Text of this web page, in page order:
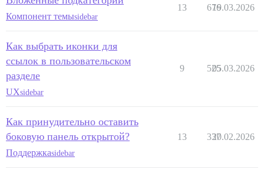
Компонент темыsidebar
13 676
19.03.2026
Как выбрать иконки для
ссылок в пользовательском
разделе
UXsidebar
9 525
05.03.2026
Как принудительно оставить
боковую панель открытой?
Поддержкаsidebar
13 337
20.02.2026